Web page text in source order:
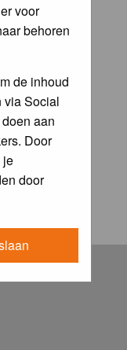
voor
behoren
de inhoud
via Social
aan
Door
je
door